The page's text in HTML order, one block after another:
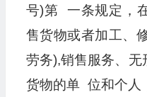
号)第 一条规定，
售货物或者加工、
劳务),销售服务、无
货物的单 位和个人